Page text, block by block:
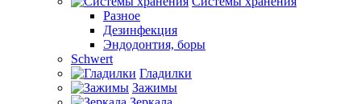
Разное
Дезинфекция
Эндодонтия, боры
Schwert
Гладилки
Зажимы